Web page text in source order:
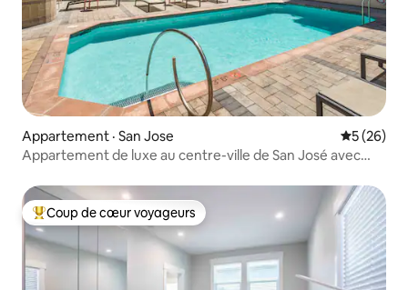
Appartement · San Jose Note
5 (26)
Appartement de luxe au centre-ville de San José avec
Coup de cœur voyageurs parmi les plus aimés
Coup de cœur voyageurs